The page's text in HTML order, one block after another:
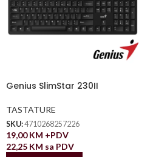
Genius SlimStar 230II
TASTATURE
SKU:4710268257226
19,00KM +PDV
22,25 KM sa PDV